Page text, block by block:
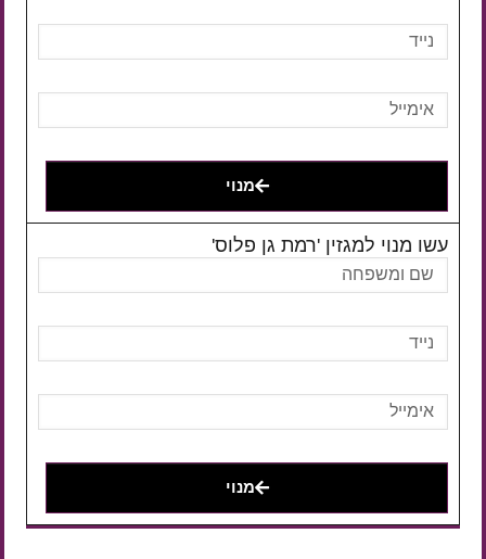
מנוי
עשו מנוי למגזין 'רמת גן פלוס'
מנוי